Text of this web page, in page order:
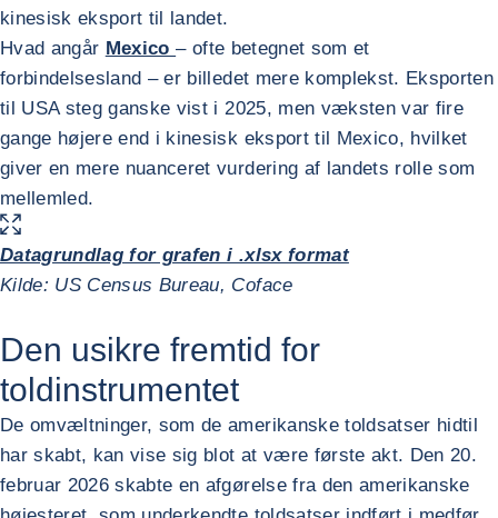
kinesisk eksport til landet.
Hvad angår Mexico– ofte betegnet som et
forbindelsesland – er billedet mere komplekst. Eksporten
til USA steg ganske vist i 2025, men væksten var fire
gange højere end i kinesisk eksport til Mexico, hvilket
giver en mere nuanceret vurdering af landets rolle som
mellemled.
FORSTØR BILLEDET
Datagrundlag for grafen i .xlsx format
Kilde: US Census Bureau, Coface
Den usikre fremtid for
toldinstrumentet
De omvæltninger, som de amerikanske toldsatser hidtil
har skabt, kan vise sig blot at være første akt. Den 20.
februar 2026 skabte en afgørelse fra den amerikanske